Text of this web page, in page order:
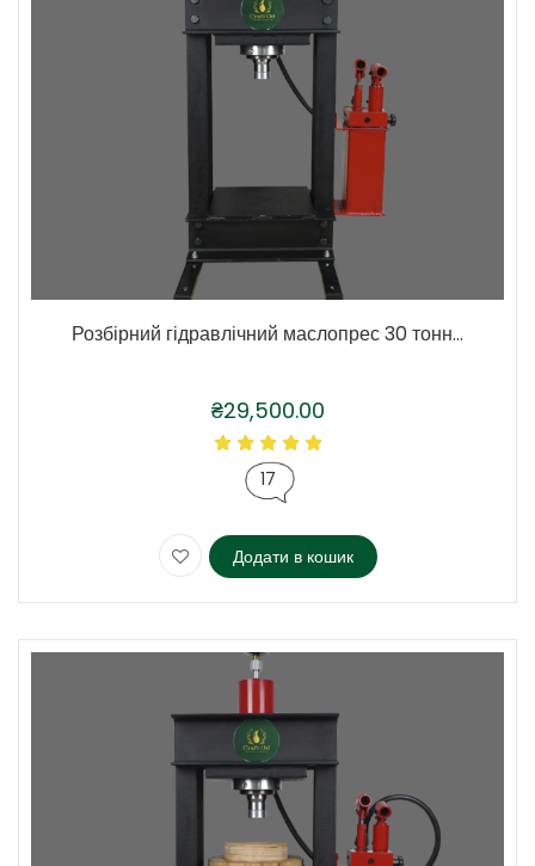
Розбірний гідравлічний маслопрес 30 тонн...
₴29,500.00
17
Додати в кошик